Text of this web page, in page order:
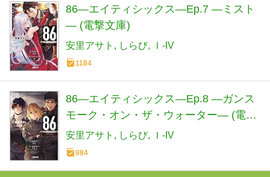
86―エイティシックス―Ep.7 ―ミスト
― (電撃文庫)
安里アサト しらび Ｉ-IV
1184
86―エイティシックス―Ep.8 ―ガンス
モーク・オン・ザ・ウォーター― (電撃
文庫)
安里アサト しらび Ｉ-IV
984